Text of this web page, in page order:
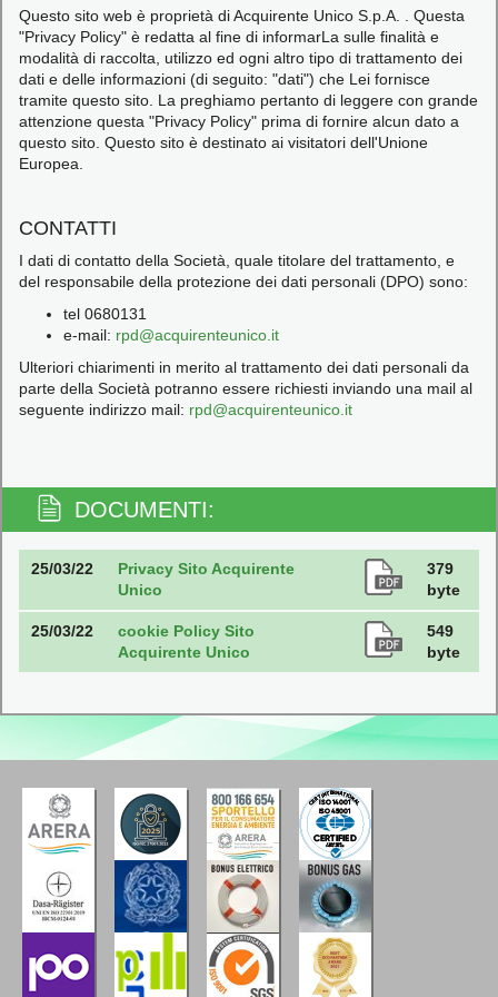
Questo sito web è proprietà di Acquirente Unico S.p.A. . Questa
"Privacy Policy" è redatta al fine di informarLa sulle finalità e
modalità di raccolta, utilizzo ed ogni altro tipo di trattamento dei
dati e delle informazioni (di seguito: "dati") che Lei fornisce
tramite questo sito. La preghiamo pertanto di leggere con grande
attenzione questa "Privacy Policy" prima di fornire alcun dato a
questo sito. Questo sito è destinato ai visitatori dell'Unione
Europea.
CONTATTI
I dati di contatto della Società, quale titolare del trattamento, e
del responsabile della protezione dei dati personali (DPO) sono:
tel 0680131
e-mail: rpd@acquirenteunico.it
Ulteriori chiarimenti in merito al trattamento dei dati personali da
parte della Società potranno essere richiesti inviando una mail al
seguente indirizzo mail: rpd@acquirenteunico.it
DOCUMENTI:
25/03/22
Privacy Sito Acquirente
Unico
379
byte
25/03/22
cookie Policy Sito
Acquirente Unico
549
byte